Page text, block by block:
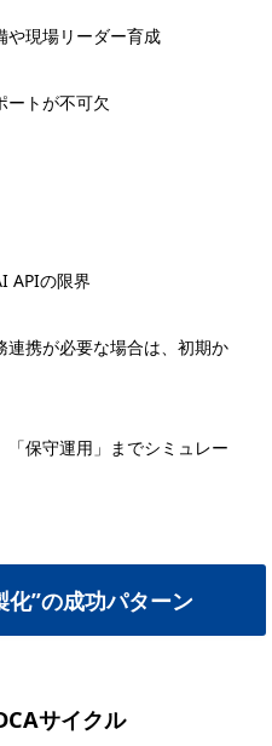
や現場リーダー育成
ートが不可欠
APIの限界
携が必要な場合は、初期か
「保守運用」までシミュレー
”の成功パターン
サイクル